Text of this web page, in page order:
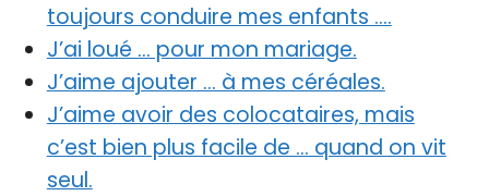
toujours conduire mes enfants ….
J’ai loué … pour mon mariage.
J’aime ajouter … à mes céréales.
J’aime avoir des colocataires, mais
c’est bien plus facile de … quand on vit
seul.